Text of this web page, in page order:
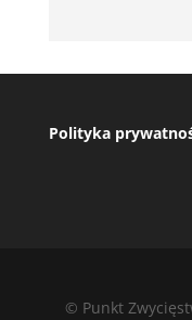
Polityka
© Punkt